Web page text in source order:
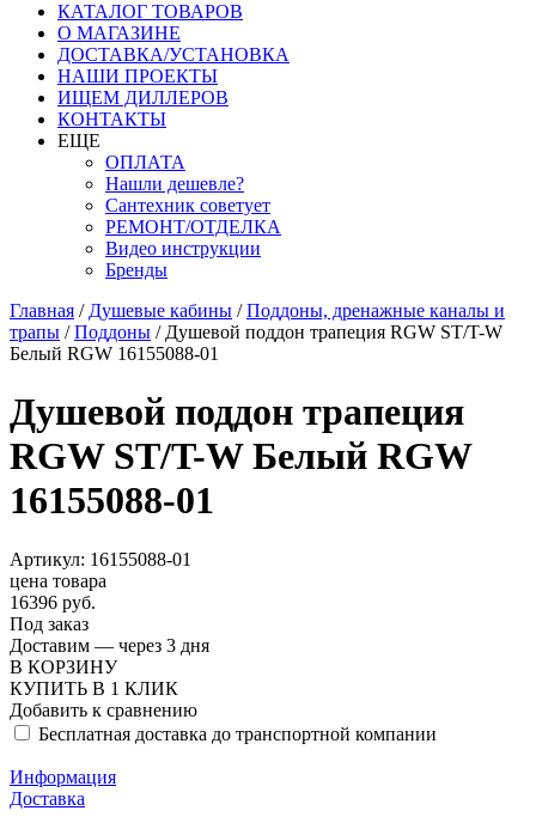
КАТАЛОГ ТОВАРОВ
О МАГАЗИНЕ
ДОСТАВКА/УСТАНОВКА
НАШИ ПРОЕКТЫ
ИЩЕМ ДИЛЛЕРОВ
КОНТАКТЫ
ЕЩЕ
ОПЛАТА
Нашли дешевле?
Сантехник советует
РЕМОНТ/ОТДЕЛКА
Видео инструкции
Бренды
Главная / Душевые кабины /Поддоны, дренажные каналы и
трапы /Поддоны / Душевой поддон трапеция RGW ST/T-W
Белый RGW 16155088-01
Душевой поддон трапеция
RGW ST/T-W Белый RGW
16155088-01
Артикул: 16155088-01
цена товара
16396 руб.
Под заказ
Доставим — через 3 дня
В КОРЗИНУ
КУПИТЬ В 1 КЛИК
Добавить к сравнению
Бесплатная доставка до транспортной компании
Информация
Доставка